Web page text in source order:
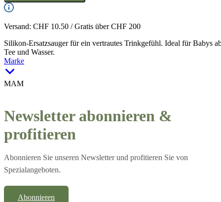
Versand: CHF 10.50 / Gratis über CHF 200
Silikon-Ersatzsauger für ein vertrautes Trinkgefühl. Ideal für Babys
Tee und Wasser.
Marke
MAM
Newsletter abonnieren &
profitieren
Abonnieren Sie unseren Newsletter und profitieren Sie von
Spezialangeboten.
Abonnieren